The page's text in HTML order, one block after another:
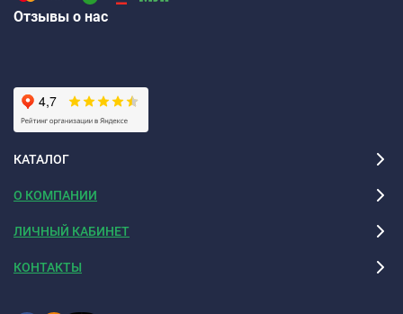
Отзывы о нас
КАТАЛОГ
О КОМПАНИИ
ЛИЧНЫЙ КАБИНЕТ
КОНТАКТЫ